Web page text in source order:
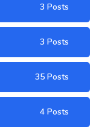
3 Posts
3 Posts
35 Posts
4 Posts